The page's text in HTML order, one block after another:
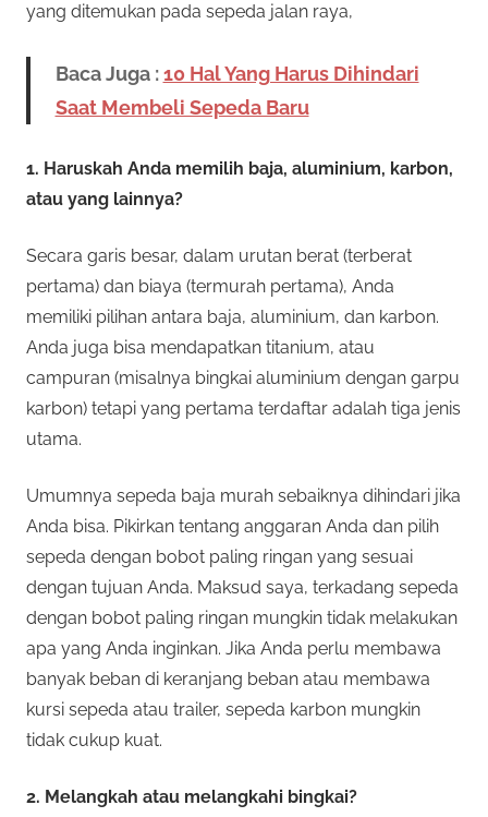
yang ditemukan pada sepeda jalan raya,
Baca Juga :10 Hal Yang Harus Dihindari
Saat Membeli Sepeda Baru
1. Haruskah Anda memilih baja, aluminium, karbon,
atau yang lainnya?
Secara garis besar, dalam urutan berat (terberat
pertama) dan biaya (termurah pertama), Anda
memiliki pilihan antara baja, aluminium, dan karbon.
Anda juga bisa mendapatkan titanium, atau
campuran (misalnya bingkai aluminium dengan garpu
karbon) tetapi yang pertama terdaftar adalah tiga jenis
utama.
Umumnya sepeda baja murah sebaiknya dihindari jika
Anda bisa. Pikirkan tentang anggaran Anda dan pilih
sepeda dengan bobot paling ringan yang sesuai
dengan tujuan Anda. Maksud saya, terkadang sepeda
dengan bobot paling ringan mungkin tidak melakukan
apa yang Anda inginkan. Jika Anda perlu membawa
banyak beban di keranjang beban atau membawa
kursi sepeda atau trailer, sepeda karbon mungkin
tidak cukup kuat.
2. Melangkah atau melangkahi bingkai?